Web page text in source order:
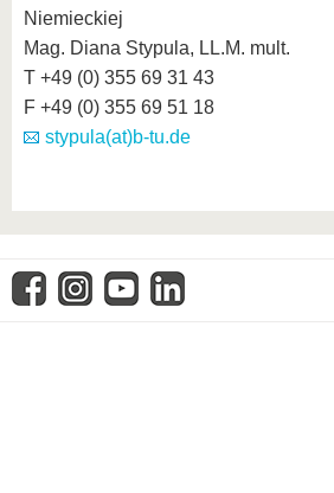
Niemieckiej
Mag. Diana Stypula, LL.M. mult.
T +49 (0) 355 69 31 43
F +49 (0) 355 69 51 18
stypula(at)b-tu.de